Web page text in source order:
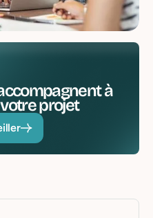
à
projet